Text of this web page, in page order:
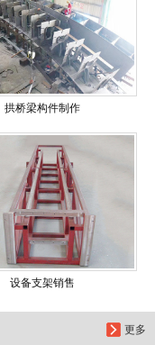
拱桥梁构件制作
设备支架销售
更多